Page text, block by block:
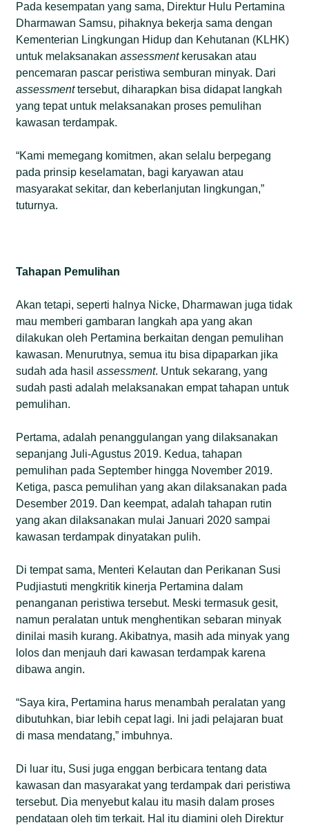
Pada kesempatan yang sama, Direktur Hulu Pertamina
Dharmawan Samsu, pihaknya bekerja sama dengan
Kementerian Lingkungan Hidup dan Kehutanan (KLHK)
untuk melaksanakanassessmentkerusakan atau
pencemaran pascar peristiwa semburan minyak. Dari
assessmenttersebut, diharapkan bisa didapat langkah
yang tepat untuk melaksanakan proses pemulihan
kawasan terdampak.
“Kami memegang komitmen, akan selalu berpegang
pada prinsip keselamatan, bagi karyawan atau
masyarakat sekitar, dan keberlanjutan lingkungan,”
tuturnya.
Tahapan Pemulihan
Akan tetapi, seperti halnya Nicke, Dharmawan juga tidak
mau memberi gambaran langkah apa yang akan
dilakukan oleh Pertamina berkaitan dengan pemulihan
kawasan. Menurutnya, semua itu bisa dipaparkan jika
sudah ada hasilassessment. Untuk sekarang, yang
sudah pasti adalah melaksanakan empat tahapan untuk
pemulihan.
Pertama, adalah penanggulangan yang dilaksanakan
sepanjang Juli-Agustus 2019. Kedua, tahapan
pemulihan pada September hingga November 2019.
Ketiga, pasca pemulihan yang akan dilaksanakan pada
Desember 2019. Dan keempat, adalah tahapan rutin
yang akan dilaksanakan mulai Januari 2020 sampai
kawasan terdampak dinyatakan pulih.
Di tempat sama, Menteri Kelautan dan Perikanan Susi
Pudjiastuti mengkritik kinerja Pertamina dalam
penanganan peristiwa tersebut. Meski termasuk gesit,
namun peralatan untuk menghentikan sebaran minyak
dinilai masih kurang. Akibatnya, masih ada minyak yang
lolos dan menjauh dari kawasan terdampak karena
dibawa angin.
“Saya kira, Pertamina harus menambah peralatan yang
dibutuhkan, biar lebih cepat lagi. Ini jadi pelajaran buat
di masa mendatang,” imbuhnya.
Di luar itu, Susi juga enggan berbicara tentang data
kawasan dan masyarakat yang terdampak dari peristiwa
tersebut. Dia menyebut kalau itu masih dalam proses
pendataan oleh tim terkait. Hal itu diamini oleh Direktur